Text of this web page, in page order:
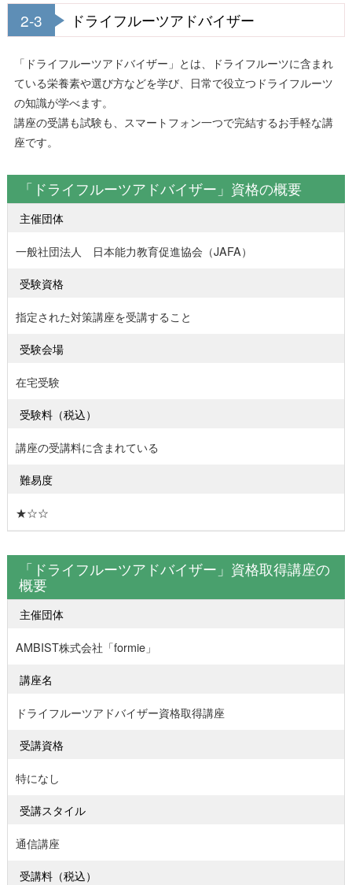
2-3 ドライフルーツアドバイザー
「ドライフルーツアドバイザー」とは、ドライフルーツに含まれ
ている栄養素や選び方などを学び、日常で役立つドライフルーツ
の知識が学べます。
講座の受講も試験も、スマートフォン一つで完結するお手軽な講
座です。
「ドライフルーツアドバイザー」資格の概要
主催団体
一般社団法人 日本能力教育促進協会（JAFA）
受験資格
指定された対策講座を受講すること
受験会場
在宅受験
受験料（税込）
講座の受講料に含まれている
難易度
★☆☆
「ドライフルーツアドバイザー」資格取得講座の
概要
主催団体
AMBIST株式会社「formie」
講座名
ドライフルーツアドバイザー資格取得講座
受講資格
特になし
受講スタイル
通信講座
受講料（税込）